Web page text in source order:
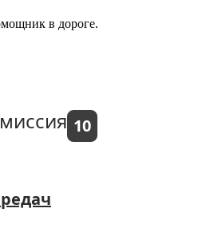
в дороге.
10